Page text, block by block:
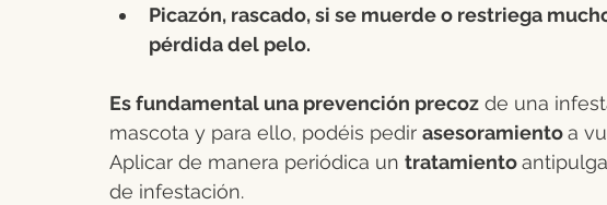
Picazón, rascado, si se muerde o restriega
pérdida del pelo.
Es fundamental una prevención precoz de una
mascota y para ello, podéis pedir asesoramiento a
Aplicar de manera periódica un tratamiento
de infestación.